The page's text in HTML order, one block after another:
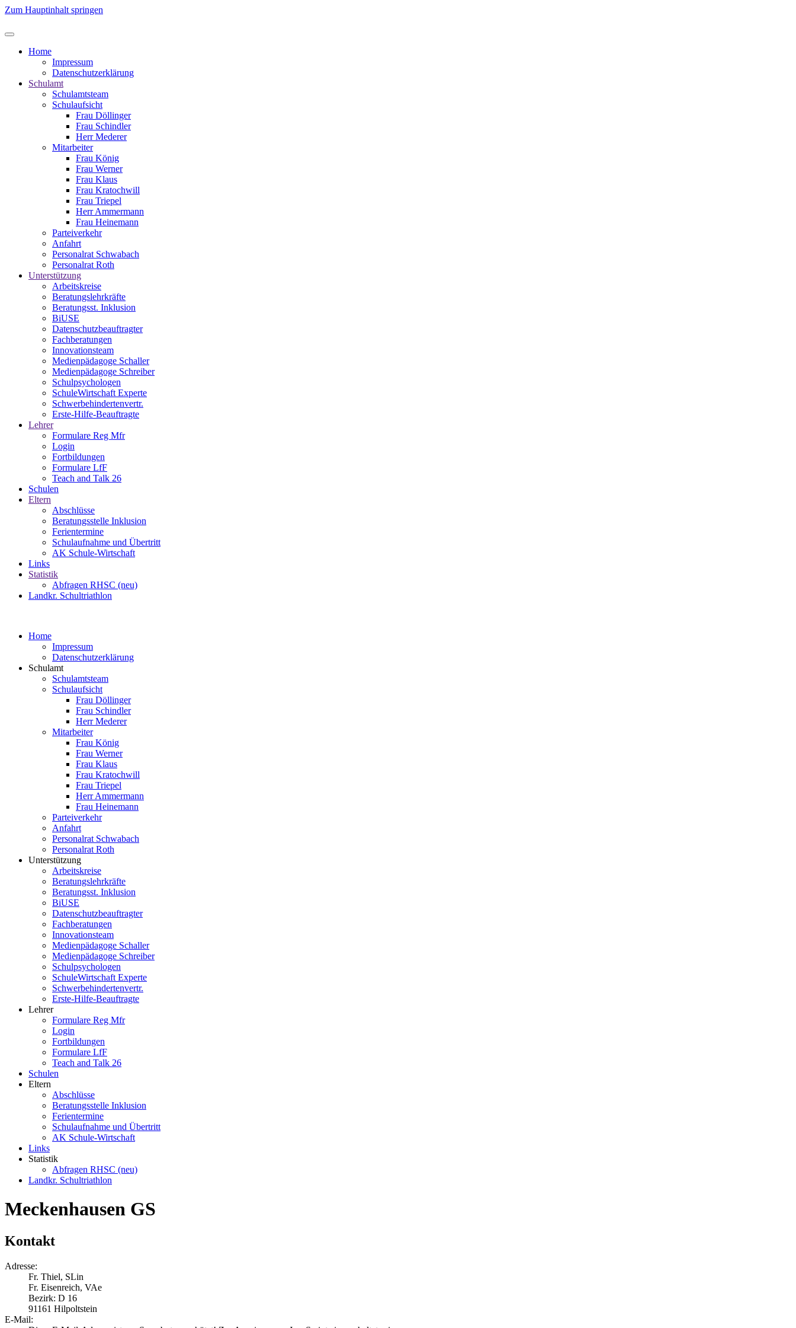
Zum Hauptinhalt springen
Home
Impressum
Datenschutzerklärung
Schulamt
Schulamtsteam
Schulaufsicht
Frau Döllinger
Frau Schindler
Herr Mederer
Mitarbeiter
Frau König
Frau Werner
Frau Klaus
Frau Kratochwill
Frau Triepel
Herr Ammermann
Frau Heinemann
Parteiverkehr
Anfahrt
Personalrat Schwabach
Personalrat Roth
Unterstützung
Arbeitskreise
Beratungslehrkräfte
Beratungsst. Inklusion
BiUSE
Datenschutzbeauftragter
Fachberatungen
Innovationsteam
Medienpädagoge Schaller
Medienpädagoge Schreiber
Schulpsychologen
SchuleWirtschaft Experte
Schwerbehindertenvertr.
Erste-Hilfe-Beauftragte
Lehrer
Formulare Reg Mfr
Login
Fortbildungen
Formulare LfF
Teach and Talk 26
Schulen
Eltern
Abschlüsse
Beratungsstelle Inklusion
Ferientermine
Schulaufnahme und Übertritt
AK Schule-Wirtschaft
Links
Statistik
Abfragen RHSC (neu)
Landkr. Schultriathlon
Home
Impressum
Datenschutzerklärung
Schulamt
Schulamtsteam
Schulaufsicht
Frau Döllinger
Frau Schindler
Herr Mederer
Mitarbeiter
Frau König
Frau Werner
Frau Klaus
Frau Kratochwill
Frau Triepel
Herr Ammermann
Frau Heinemann
Parteiverkehr
Anfahrt
Personalrat Schwabach
Personalrat Roth
Unterstützung
Arbeitskreise
Beratungslehrkräfte
Beratungsst. Inklusion
BiUSE
Datenschutzbeauftragter
Fachberatungen
Innovationsteam
Medienpädagoge Schaller
Medienpädagoge Schreiber
Schulpsychologen
SchuleWirtschaft Experte
Schwerbehindertenvertr.
Erste-Hilfe-Beauftragte
Lehrer
Formulare Reg Mfr
Login
Fortbildungen
Formulare LfF
Teach and Talk 26
Schulen
Eltern
Abschlüsse
Beratungsstelle Inklusion
Ferientermine
Schulaufnahme und Übertritt
AK Schule-Wirtschaft
Links
Statistik
Abfragen RHSC (neu)
Landkr. Schultriathlon
Meckenhausen GS
Kontakt
Adresse:
Fr. Thiel, SLin
Fr. Eisenreich, VAe
Bezirk: D 16
91161 Hilpoltstein
E-Mail: